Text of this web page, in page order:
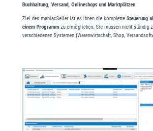
Buchhaltung, Versand, Onlineshops und Marktplätzen.
Ziel des maniacSeller ist es Ihnen die komplette Steuerung
einem Programmzu ermöglichen. Sie müssen nicht ständig
verschiedenen Systemen (Warenwirtschaft, Shop,